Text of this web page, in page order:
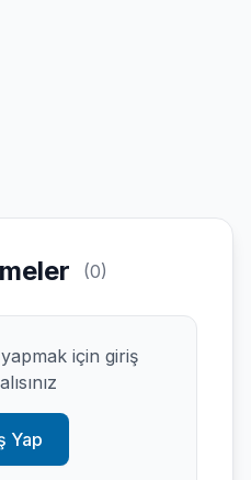
(0)
için giriş
Yap